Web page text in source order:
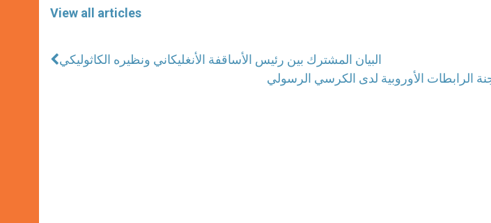
View all articles
البيان المشترك بين رئيس الأساقفة الأنغليكاني ونظيره الكاثوليكي
الرابطات الأوروبية لدى الكرسي الرسولي